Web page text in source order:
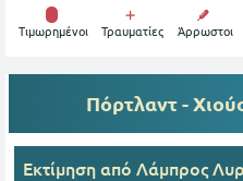
Tιμωρημένοι Τραυματίες Άρρωστοι
Πόρτλαντ -
Εκτίμηση από Λάμπρος